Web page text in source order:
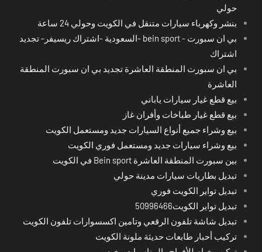
حولي
بنشر وكهرباء سيارات متنقل في الكويت وحولي 24 ساعة
بي ان سبورت - bein sport -السعودية -اشتراك ريسيفر- تجديد
اشتراك
بي ان سبورت المنطقة العاشرة تجديد بي ان سبورت المنطقة
العاشرة
بيع قطع غيار سيارات ياباني
بيع قطع غيار طباخات وأفران غاز
بيع وشراء جميع أنواع السيارات جديد ومستعمل الكويت
بيع وشراء سيارات جديد ومستعمل فوري الكويت
بين سبورت المنطقة العاشرة Bein sport في الكويت
تبديل بطاريات سيارات مدينة حولي
تبديل تواير الكويت فوري
تبديل تواير الكويت50996466
تبديل شاشة تلفون الرقعي وتامين اكسسوارات تلفون الكويت
تركيب أحبار طابعات حديثة ملونة الكويت